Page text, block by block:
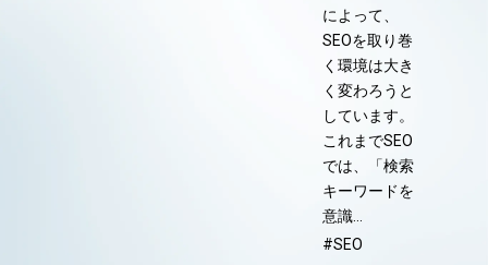
によって、
SEOを取り巻
く環境は大き
く変わろうと
しています。
これまでSEO
では、「検索
キーワードを
意識…
#SEO